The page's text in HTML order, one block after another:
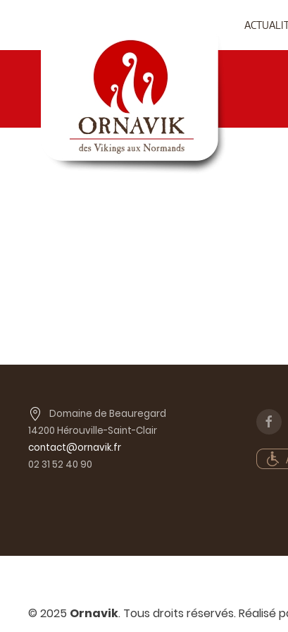
Domaine de Beauregard
14200 Hérouville-Saint-Clair
contact@ornavik.fr
02 31 52 40 90
© 2025 Ornavik. Tous droits réservés. Réalisé